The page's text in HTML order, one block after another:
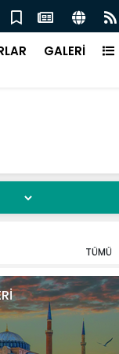
NOKTADA
GALERİ
TÜMÜ